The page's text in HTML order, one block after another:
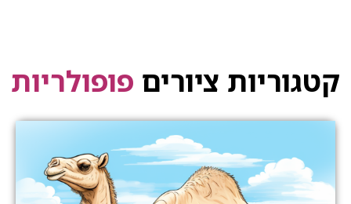
קטגוריות ציורים פופולריות